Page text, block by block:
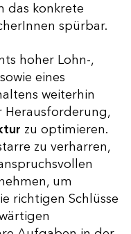
das konkrete
spürbar.
hoher Lohn-,
eines
weiterhin
Herausforderung,
zu optimieren.
zu verharren,
um
richtigen Schlüsse